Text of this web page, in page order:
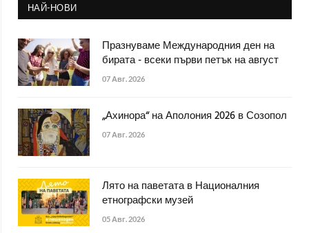
НАЙ-НОВИ
Празнуваме Международния ден на
бирата - всеки първи петък на август
07 Авг. 2026
„Ахинора“ на Аполония 2026 в Созопол
07 Авг. 2026
Лято на паветата в Националния
етнографски музей
05 Авг. 2026